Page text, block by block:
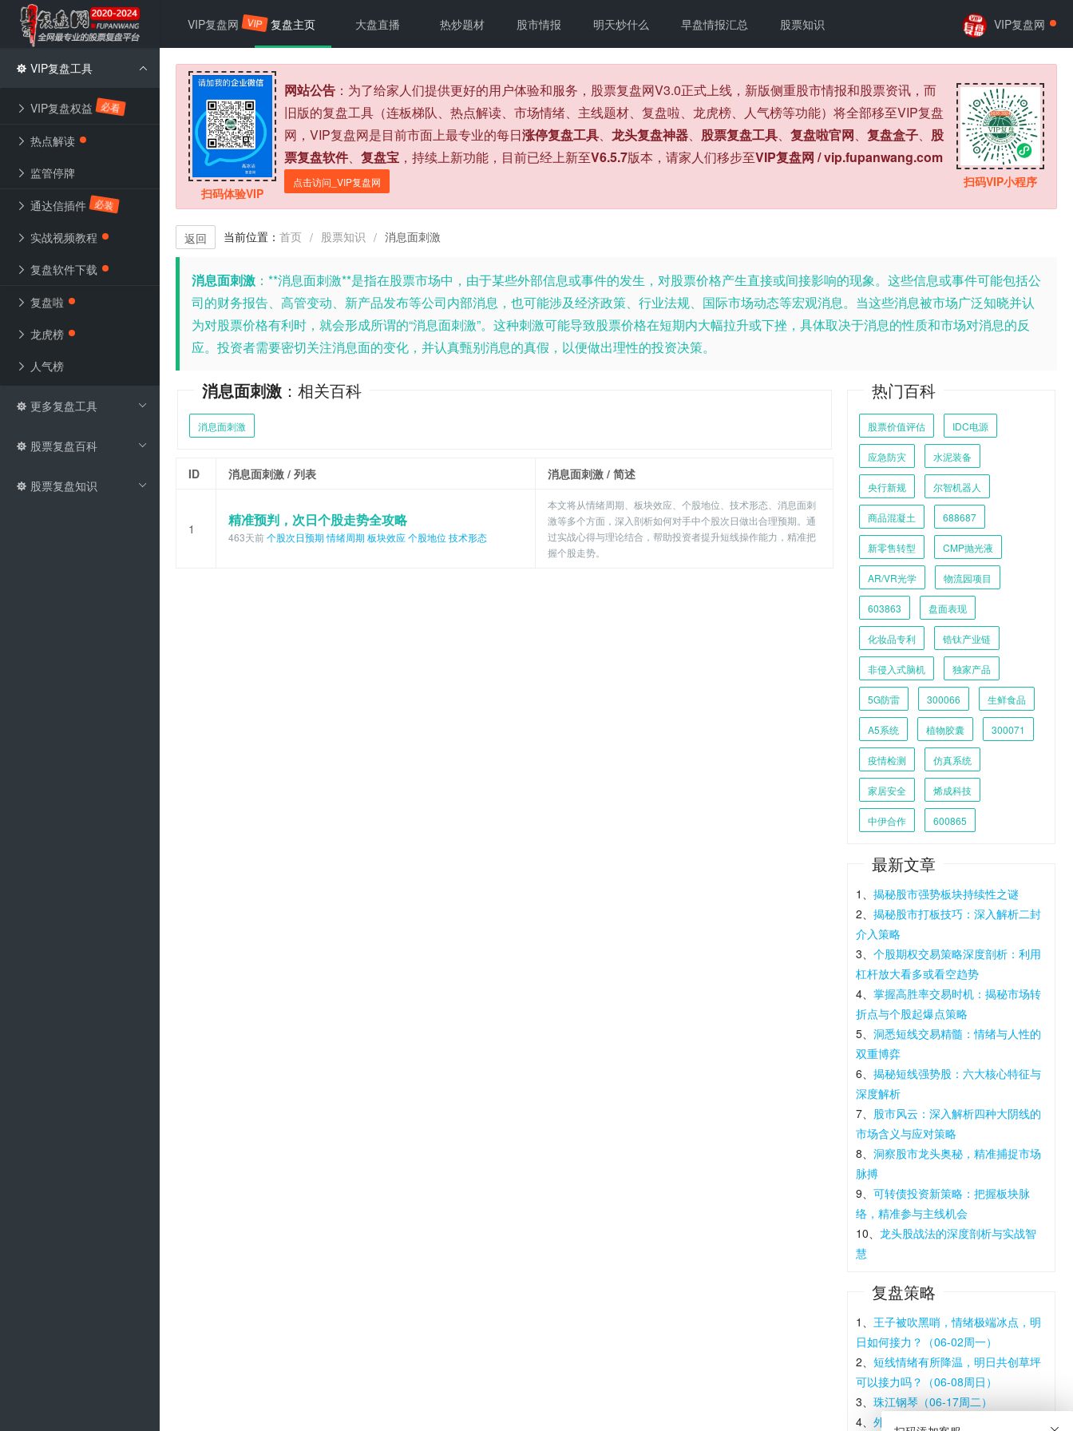
扫码体验VIP
网站公告 ：为了给家人们提供更好的用户体验和服务，股票复盘网V3.0正式上线，新版侧重股市情报和股票资讯，而
旧版的复盘工具（连板梯队、热点解读、市场情绪、主线题材、复盘啦、龙虎榜、人气榜等功能）将全部移至VIP复盘
网，VIP复盘网是目前市面上最专业的每日涨停复盘工具、 龙头复盘神器、 股票复盘工具、 复盘啦官网、 复盘盒子、 股
票复盘软件、 复盘宝 ，持续上新功能，目前已经上新至V6.5.7版本，请家人们移步至VIP复盘网 / vip.fupanwang.com
点击访问_VIP复盘网 扫码VIP小程序
返回 当前位置： 首页 / 股票知识 / 消息面刺激
消息面刺激 ： **消息面刺激**是指在股票市场中，由于某些外部信息或事件的发生，对股票价格产生直接或间接影响的现象。这些信息或事件可能包括公
司的财务报告、高管变动、新产品发布等公司内部消息，也可能涉及经济政策、行业法规、国际市场动态等宏观消息。当这些消息被市场广泛知晓并认
为对股票价格有利时，就会形成所谓的“消息面刺激”。这种刺激可能导致股票价格在短期内大幅拉升或下挫，具体取决于消息的性质和市场对消息的反
应。投资者需要密切关注消息面的变化，并认真甄别消息的真假，以便做出理性的投资决策。
消息面刺激 ：相关百科
消息面刺激
ID 消息面刺激 / 列表 消息面刺激 / 简述
1 精准预判，次日个股走势全攻略
463天前个股次日预期 情绪周期 板块效应个股地位 技术形态
本文将从情绪周期、板块效应、个股地位、技术形态、消息面刺
激等多个方面，深入剖析如何对手中个股次日做出合理预期。通
过实战心得与理论结合，帮助投资者提升短线操作能力，精准把
握个股走势。
热门百科
股票价值评估 IDC电源
应急防灾 水泥装备
央行新规 尔智机器人
商品混凝土 688687
新零售转型 CMP抛光液
AR/VR光学 物流园项目
603863 盘面表现
化妆品专利 锆钛产业链
非侵入式脑机 独家产品
5G防雷 300066 生鲜食品
A5系统 植物胶囊 300071
疫情检测 仿真系统
家居安全 烯成科技
中伊合作 600865
最新文章
1、揭秘股市强势板块持续性之谜
2、揭秘股市打板技巧：深入解析二封
介入策略
3、个股期权交易策略深度剖析：利用
杠杆放大看多或看空趋势
4、掌握高胜率交易时机：揭秘市场转
折点与个股起爆点策略
5、洞悉短线交易精髓：情绪与人性的
双重博弈
6、揭秘短线强势股：六大核心特征与
深度解析
7、 股市风云：深入解析四种大阴线的
市场含义与应对策略
8、洞察股市龙头奥秘，精准捕捉市场
脉搏
9、可转债投资新策略：把握板块脉
络，精准参与主线机会
10、龙头股战法的深度剖析与实战智
慧
复盘策略
1、 王子被吹黑哨，情绪极端冰点，明
日如何接力？（06-02周一）
2、短线情绪有所降温，明日共创草坪
可以接力吗？（06-08周日）
3、珠江钢琴（06-17周二）
4、外围暴涨特没谱，外贸主线确立，
VIP复盘网 VIP 复盘主页 大盘直播 热炒题材 股市情报 明天炒什么 早盘情报汇总 股票知识 VIP复盘网
VIP复盘工具
VIP复盘权益 必看
热点解读
监管停牌
通达信插件 必装
实战视频教程
复盘软件下载
复盘啦
龙虎榜
人气榜
更多复盘工具
股票复盘百科
股票复盘知识